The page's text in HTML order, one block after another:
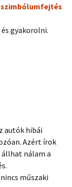
gyakorolni.
autók hibái
Azért írok
nálam a
műszaki